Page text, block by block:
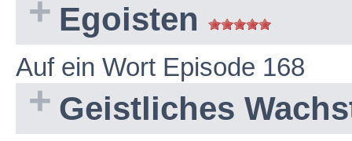
Egoisten
Auf ein Wort Episode 168
Geistliches